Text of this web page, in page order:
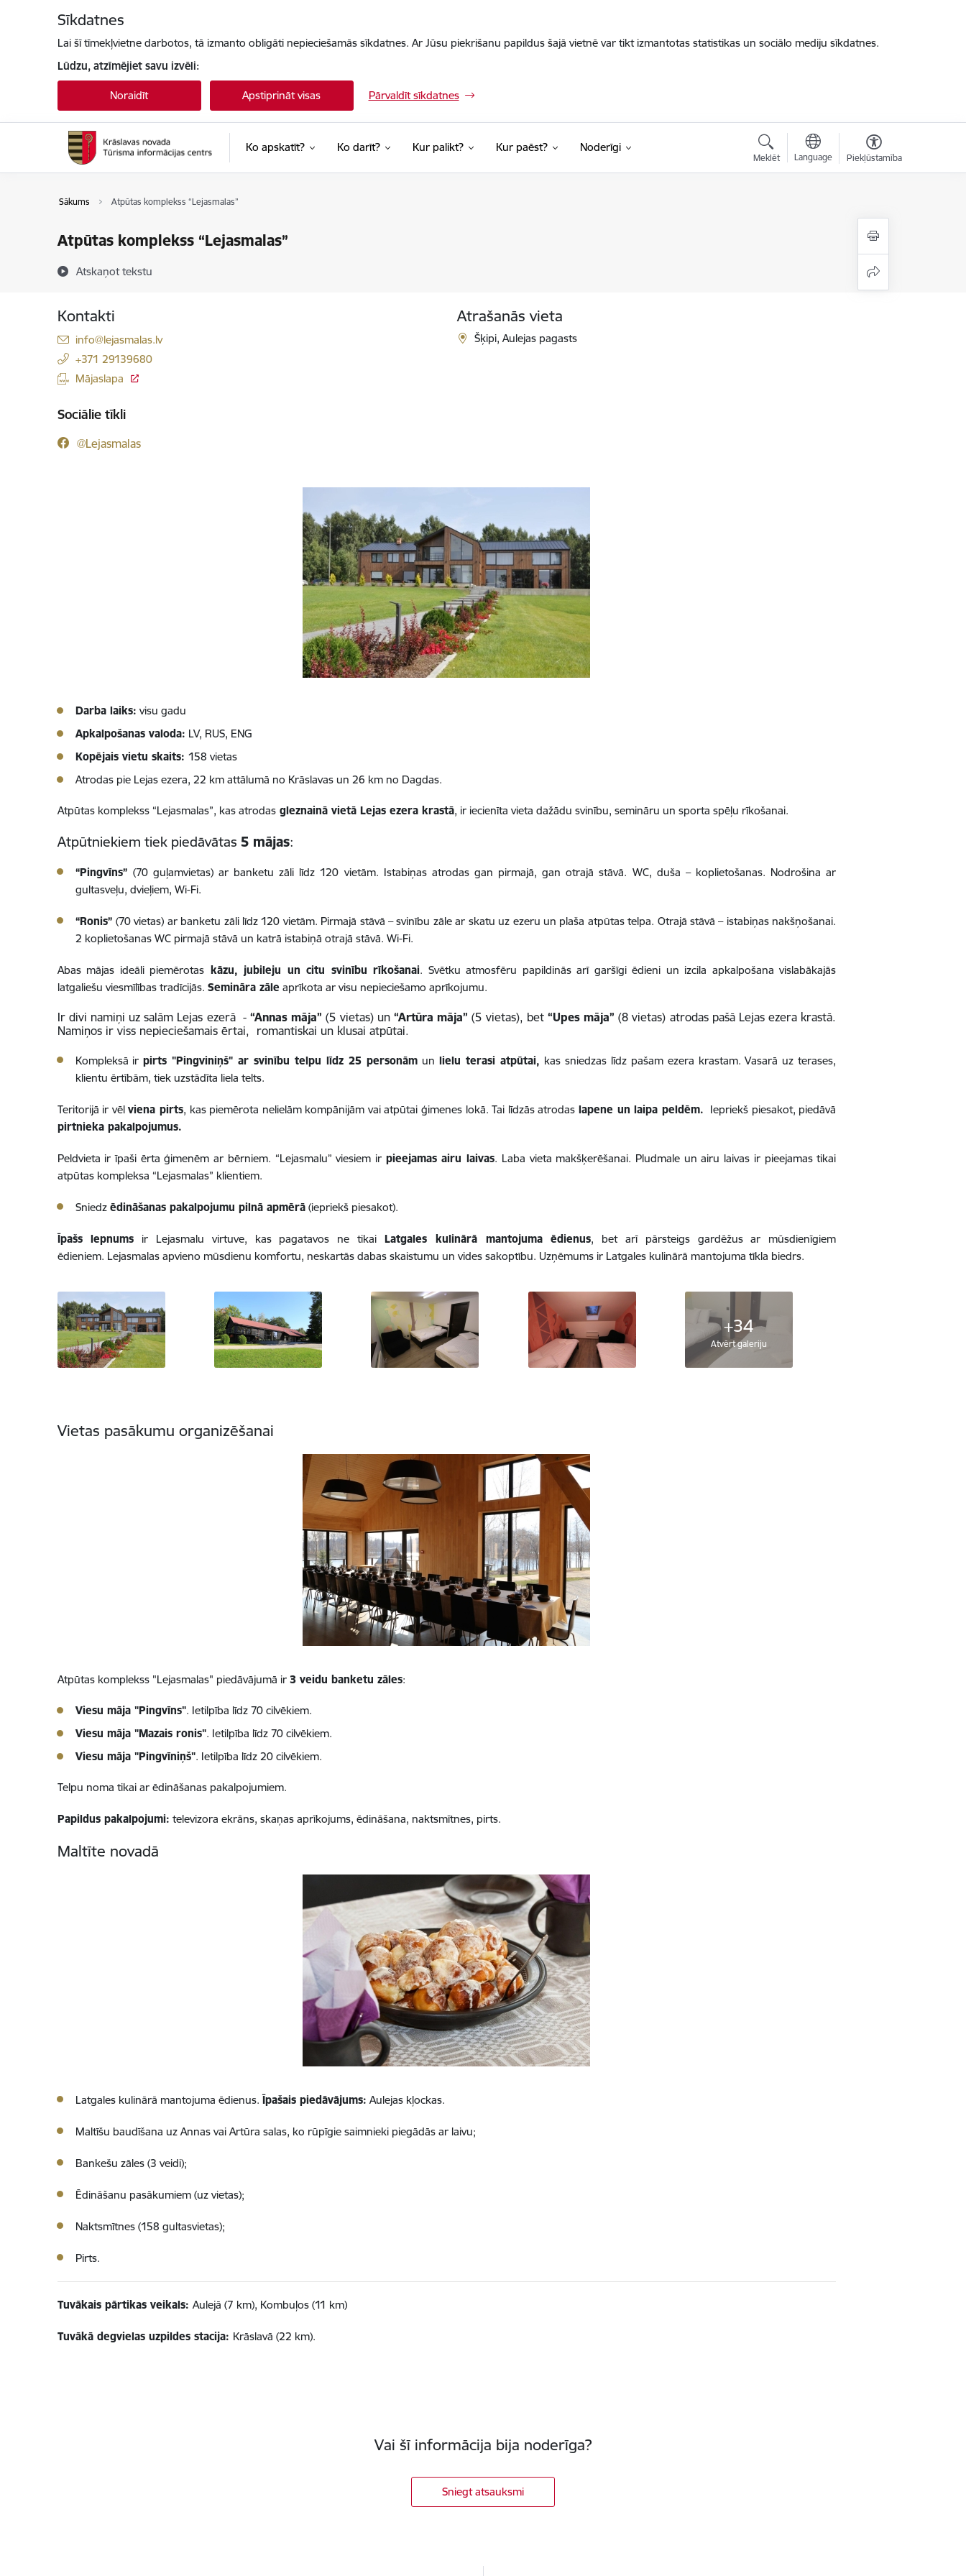
Sīkdatnes
Lai šī tīmekļvietne darbotos, tā izmanto obligāti nepieciešamās sīkdatnes. Ar Jūsu piekrišanu papildus šajā vietnē var tikt izmantotas statistikas un sociālo mediju sīkdatnes.
Lūdzu, atzīmējiet savu izvēli:
Noraidīt Apstiprināt visas Pārvaldīt sīkdatnes
Ko apskatīt? Ko darīt? Kur palikt? Kur paēst? Noderīgi
Meklēt Language Piekļūstamība
Sākums Atpūtas komplekss “Lejasmalas”
Atpūtas komplekss “Lejasmalas”
Atskaņot tekstu
Kontakti
E-pasts:
info@lejasmalas.lv
+371 29139680
Mājaslapa
Atrašanās vieta
Šķipi, Aulejas pagasts
Sociālie tīkli
@Lejasmalas
Darba laiks: visu gadu
Apkalpošanas valoda: LV, RUS, ENG
Kopējais vietu skaits: 158 vietas
Atrodas pie Lejas ezera, 22 km attālumā no Krāslavas un 26 km no Dagdas.
Atpūtas komplekss “Lejasmalas”, kas atrodasgleznainā vietā Lejas ezera krastā, ir iecienīta vieta dažādu svinību, semināru un sporta spēļu rīkošanai.
Atpūtniekiem tiek piedāvātas 5 mājas:
“Pingvīns” (70 guļamvietas) ar banketu zāli līdz 120 vietām. Istabiņas atrodas gan pirmajā, gan otrajā stāvā. WC, duša – koplietošanas. Nodrošina ar
gultasveļu, dvieļiem, Wi-Fi.
“Ronis” (70 vietas) ar banketu zāli līdz 120 vietām. Pirmajā stāvā – svinību zāle ar skatu uz ezeru un plaša atpūtas telpa. Otrajā stāvā – istabiņas nakšņošanai.
2 koplietošanas WC pirmajā stāvā un katrā istabiņā otrajā stāvā. Wi-Fi.
Abas mājas ideāli piemērotas kāzu, jubileju un citu svinību rīkošanai. Svētku atmosfēru papildinās arī garšīgi ēdieni un izcila apkalpošana vislabākajās
latgaliešu viesmīlības tradīcijās. Semināra zāleaprīkota ar visu nepieciešamo aprīkojumu.
Ir divi namiņi uz salām Lejas ezerā -“Annas māja” (5 vietas) un “Artūra māja” (5 vietas), bet “Upes māja” (8 vietas) atrodas pašā Lejas ezera krastā.
Namiņos ir viss nepieciešamais ērtai, romantiskai un klusai atpūtai.
Kompleksā irpirts "Pingviniņš" ar svinību telpu līdz 25 personām unlielu terasi atpūtai, kas sniedzas līdz pašam ezera krastam. Vasarā uz terases,
klientu ērtībām, tiek uzstādīta liela telts.
Teritorijā ir vēlviena pirts, kas piemērota nelielām kompānijām vai atpūtai ģimenes lokā. Tai līdzās atrodaslapene un laipa peldēm. Iepriekš piesakot, piedāvā
pirtnieka pakalpojumus.
Peldvieta ir īpaši ērta ģimenēm ar bērniem. “Lejasmalu” viesiem ir pieejamas airu laivas. Laba vieta makšķerēšanai. Pludmale un airu laivas ir pieejamas tikai
atpūtas kompleksa “Lejasmalas” klientiem.
Sniedz ēdināšanas pakalpojumu pilnā apmērā(iepriekš piesakot).
Īpašs lepnums ir Lejasmalu virtuve, kas pagatavos ne tikai Latgales kulinārā mantojuma ēdienus, bet arī pārsteigs gardēžus ar mūsdienīgiem
ēdieniem. Lejasmalas apvieno mūsdienu komfortu, neskartās dabas skaistumu un vides sakoptību. Uzņēmums ir Latgales kulinārā mantojuma tīkla biedrs.
+34
Atvērt galeriju
Vietas pasākumu organizēšanai
Atpūtas komplekss "Lejasmalas" piedāvājumā ir 3 veidu banketu zāles:
Viesu māja "Pingvīns". Ietilpība līdz 70 cilvēkiem.
Viesu māja "Mazais ronis". Ietilpība līdz 70 cilvēkiem.
Viesu māja "Pingvīniņš". Ietilpība līdz 20 cilvēkiem.
Telpu noma tikai ar ēdināšanas pakalpojumiem.
Papildus pakalpojumi: televizora ekrāns, skaņas aprīkojums, ēdināšana, naktsmītnes, pirts.
Maltīte novadā
Latgales kulinārā mantojuma ēdienus.Īpašais piedāvājums: Aulejas kļockas.
Maltīšu baudīšana uz Annas vai Artūra salas, ko rūpīgie saimnieki piegādās ar laivu;
Bankešu zāles (3 veidi);
Ēdināšanu pasākumiem (uz vietas);
Naktsmītnes (158 gultasvietas);
Pirts.
Tuvākais pārtikas veikals: Aulejā (7 km), Kombuļos (11 km)
Tuvākā degvielas uzpildes stacija: Krāslavā (22 km).
Vai šī informācija bija noderīga?
Sniegt atsauksmi